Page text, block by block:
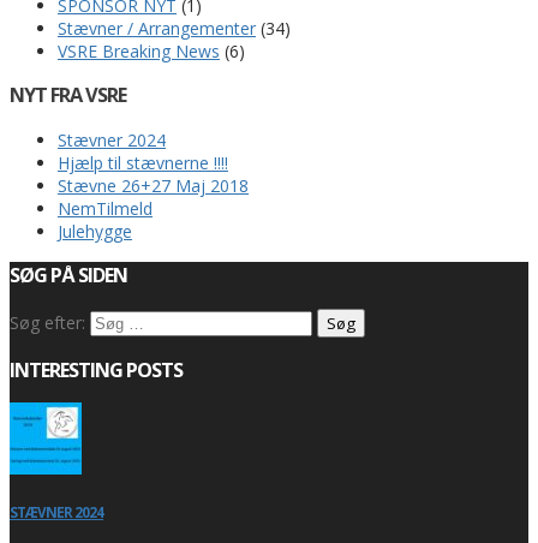
SPONSOR NYT (1)
Stævner / Arrangementer (34)
VSRE Breaking News (6)
NYT FRA VSRE
Stævner 2024
Hjælp til stævnerne !!!!
Stævne 26+27 Maj 2018
NemTilmeld
Julehygge
SØG PÅ SIDEN
Søg efter:
INTERESTING POSTS
STÆVNER 2024